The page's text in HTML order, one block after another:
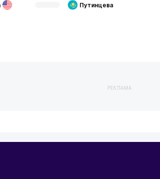
Путинцева
РЕКЛАМА